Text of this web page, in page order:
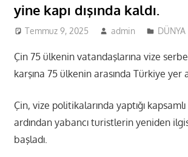
yine kapı dışında kaldı.
Temmuz 9, 2025 admin DÜNYA
Çin 75 ülkenin vatandaşlarına vize
karşına 75 ülkenin arasında Türkiye yer
Çin, vize politikalarında yaptığı
ardından yabancı turistlerin yeniden
başladı.